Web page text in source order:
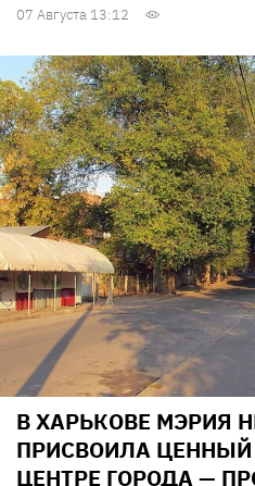
07 Августа 13:12
В ХАРЬКОВЕ МЭРИЯ
ПРИСВОИЛА
ЦЕНТРЕ ГОРОДА —